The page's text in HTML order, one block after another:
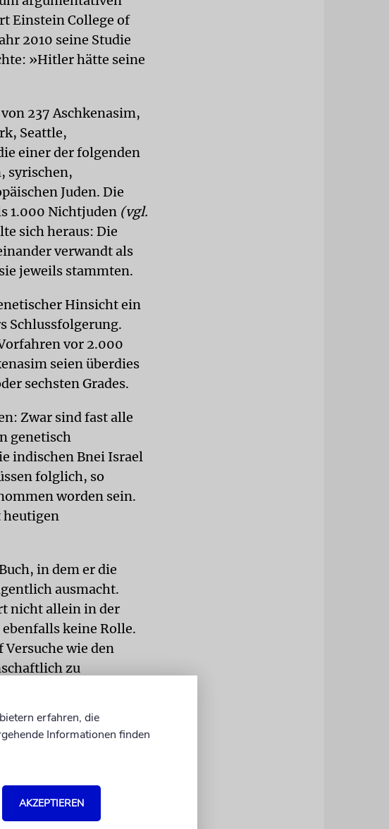
Einstein College of
2010 seine Studie
»Hitler hätte seine
237 Aschkenasim,
Seattle,
einer der folgenden
syrischen,
Juden. Die
1.000 Nichtjuden (vgl.
sich heraus: Die
verwandt als
jeweils stammten.
Hinsicht ein
Schlussfolgerung.
vor 2.000
seien überdies
sechsten Grades.
Zwar sind fast alle
genetisch
indischen Bnei Israel
folglich, so
worden sein.
heutigen
in dem er die
ausmacht.
nicht allein in der
keine Rolle.
Versuche wie den
zu
von Juden zu
Dazu zählen etwa
Tay-Sachs und
erfahren, die
Informationen finden
AKZEPTIEREN